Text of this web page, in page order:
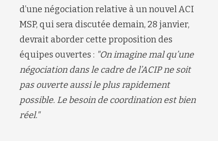
d’une négociation relative à un nouvel ACI
MSP, qui sera discutée demain, 28 janvier,
devrait aborder cette proposition des
équipes ouvertes : "On imagine mal qu’une
négociation dans le cadre de l’ACIP ne soit
pas ouverte aussi le plus rapidement
possible. Le besoin de coordination est bien
réel."